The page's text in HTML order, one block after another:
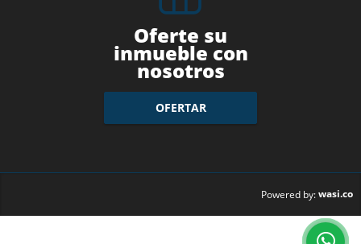
Oferte su
inmueble con
nosotros
OFERTAR
Powered by:wasi.co